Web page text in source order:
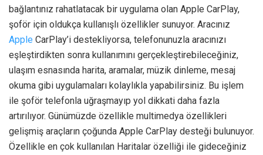
bağlantınız rahatlatacak bir uygulama olan Apple CarPlay,
şoför için oldukça kullanışlı özellikler sunuyor. Aracınız
Apple CarPlay’i destekliyorsa, telefonunuzla aracınızı
eşleştirdikten sonra kullanımını gerçekleştirebileceğiniz,
ulaşım esnasında harita, aramalar, müzik dinleme, mesaj
okuma gibi uygulamaları kolaylıkla yapabilirsiniz. Bu işlem
ile şoför telefonla uğraşmayıp yol dikkati daha fazla
artırılıyor. Günümüzde özellikle multimedya özellikleri
gelişmiş araçların çoğunda Apple CarPlay desteği bulunuyor.
Özellikle en çok kullanılan Haritalar özelliği ile gideceğiniz